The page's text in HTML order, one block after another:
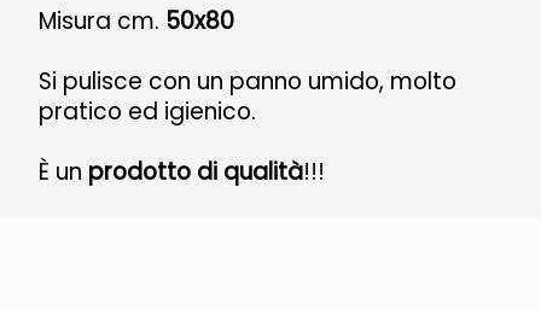
Misura cm. 50x80
Si pulisce con un panno umido, molto
pratico ed igienico.
È un prodotto di qualità!!!